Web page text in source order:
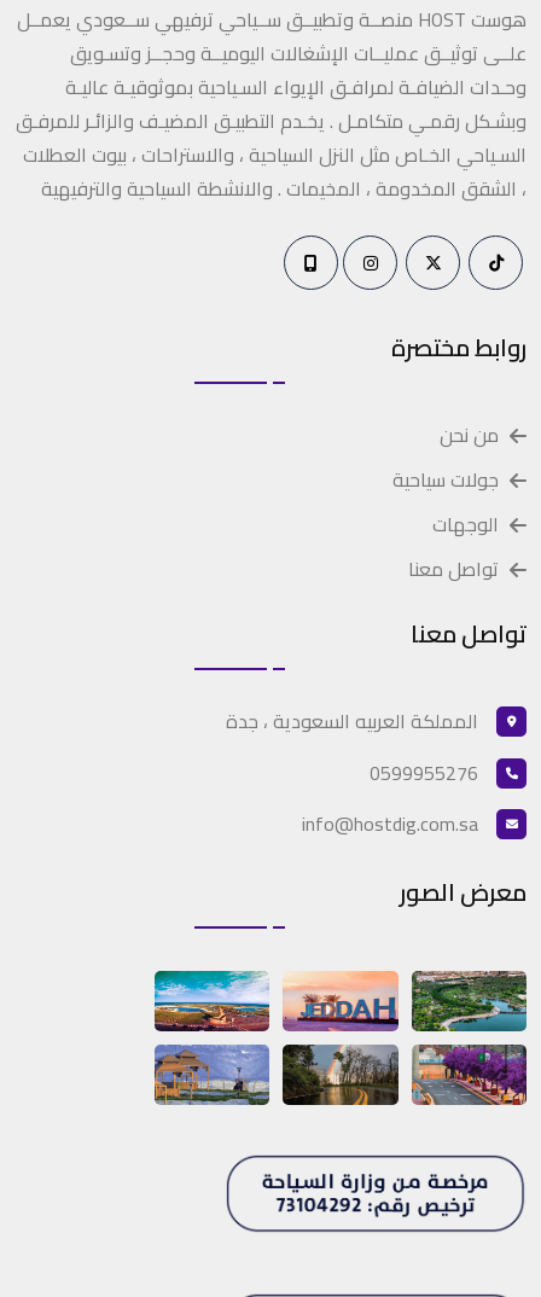
هوست HOST منصــة وتطبيــق ســياحي ترفيهي ســعودي يعمــل
علــى توثيــق عمليــات الإشغالات اليوميــة وحجــز وتسـويق
وحـدات الضيافـة لمرافـق الإيواء السـياحية بموثوقيـة عاليـة
وبشـكل رقمـي متكامـل . يخـدم التطبيـق المضيـف والزائـر للمرفـق
السـياحي الخـاص مثل النزل السياحية ، والاستراحات ، بيوت العطلات
، الشقق المخدومة ، المخيمات . والانشطة السياحية والترفيهية
روابط مختصرة
من نحن
جولات سياحية
الوجهات
تواصل معنا
تواصل معنا
المملكة العربيه السعودية ، جدة
0599955276
info@hostdig.com.sa
معرض الصور